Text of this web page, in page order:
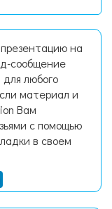
на
сообщение
любого
материал и
Вам
с помощью
в своем